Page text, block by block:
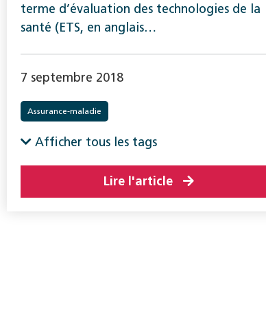
terme d’évaluation des technologies de la
santé (ETS, en anglais…
7 septembre 2018
Assurance-maladie
Afficher tous les tags
Lire l'article